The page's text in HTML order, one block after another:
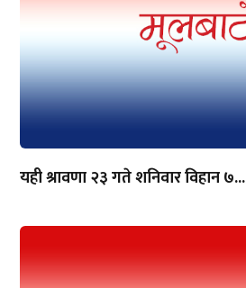
यही श्रावणा २३ गते शनिवार विहान ७...